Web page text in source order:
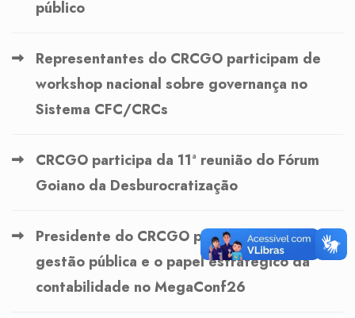
público
Representantes do CRCGO participam de
workshop nacional sobre governança no
Sistema CFC/CRCs
CRCGO participa da 11ª reunião do Fórum
Goiano da Desburocratização
Presidente do CRCGO palestra sobre
gestão pública e o papel estratégico da
contabilidade no MegaConf26